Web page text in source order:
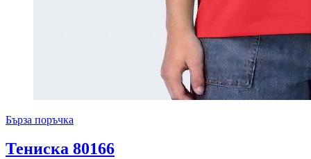
Бърза поръчка
Тениска 80166